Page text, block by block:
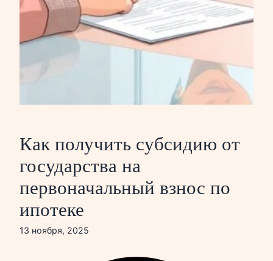
Как получить субсидию от
государства на
первоначальный взнос по
ипотеке
13 ноября, 2025